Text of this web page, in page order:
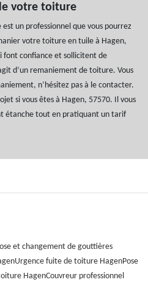
votre toiture
un professionnel que vous pourrez
votre toiture en tuile à Hagen,
font confiance et sollicitent de
d’un remaniement de toiture. Vous
n’hésitez pas à le contacter.
si vous êtes à Hagen, 57570. Il vous
étanche tout en pratiquant un tarif
et changement de gouttières
Urgence fuite de toiture HagenPose
HagenCouvreur professionnel